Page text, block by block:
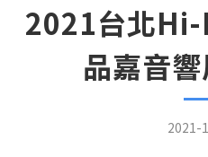
2021台北Hi-
品嘉音
2021-